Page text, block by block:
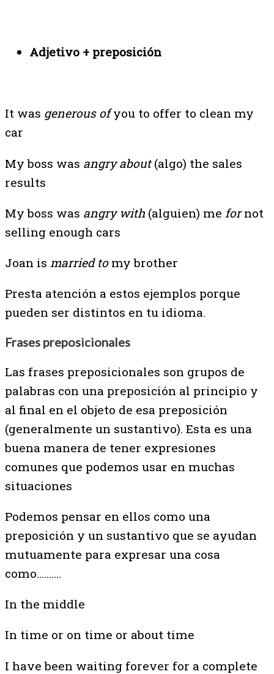
Adjetivo + preposición
It was generous ofyou to offer to clean my
car
My boss was angry about(algo) the sales
results
My boss was angry with (alguien) me fornot
selling enough cars
Joan is married tomy brother
Presta atención a estos ejemplos porque
pueden ser distintos en tu idioma.
Frases preposicionales
Las frases preposicionales son grupos de
palabras con una preposición al principio y
al final en el objeto de esa preposición
(generalmente un sustantivo). Esta es una
buena manera de tener expresiones
comunes que podemos usar en muchas
situaciones
Podemos pensar en ellos como una
preposición y un sustantivo que se ayudan
mutuamente para expresar una cosa
como……….
In the middle
In time or on time or about time
I have been waiting forever for a complete